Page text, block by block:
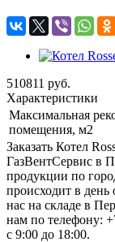
510811 руб.
Характеристики
Максимальная
помещения, м2
Заказать Котел
ГазВентСервис в
продукции по
происходит в день
нас на складе в
нам по телефону:
с 9:00 до 18:00.